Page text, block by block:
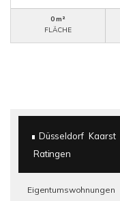
0 m²
FLÄCHE
Düsseldorf Kaarst
Ratingen
Eigentumswohnungen